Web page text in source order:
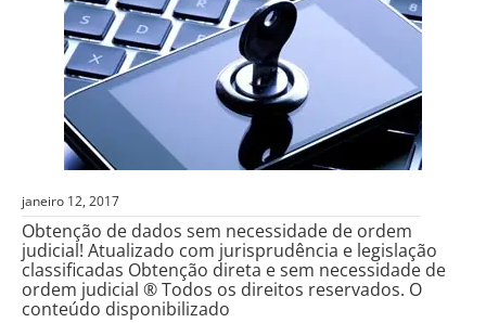
janeiro 12, 2017
Obtenção de dados sem necessidade de ordem
judicial! Atualizado com jurisprudência e legislação
classificadas Obtenção direta e sem necessidade de
ordem judicial ® Todos os direitos reservados. O
conteúdo disponibilizado